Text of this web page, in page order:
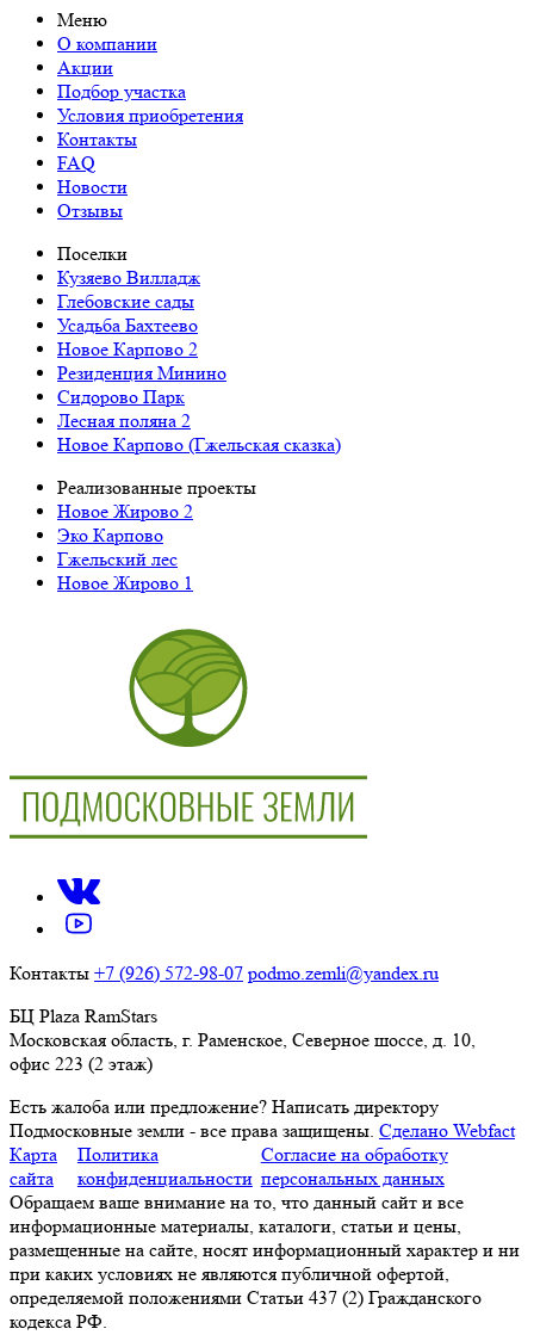
Меню
О компании
Акции
Подбор участка
Условия приобретения
Контакты
FAQ
Новости
Отзывы
Поселки
Кузяево Вилладж
Глебовские сады
Усадьба Бахтеево
Новое Карпово 2
Резиденция Минино
Сидорово Парк
Лесная поляна 2
Новое Карпово (Гжельская сказка)
Реализованные проекты
Новое Жирово 2
Эко Карпово
Гжельский лес
Новое Жирово 1
Контакты +7 (926) 572-98-07 podmo.zemli@yandex.ru
БЦ Plaza RamStars
Московская область, г. Раменское, Северное шоссе, д. 10,
офис 223 (2 этаж)
Есть жалоба или предложение? Написать директору
Подмосковные земли - все права защищены. Сделано Webfact
Карта
сайта
Политика
конфиденциальности
Согласие на обработку
персональных данных
Обращаем ваше внимание на то, что данный сайт и все
информационные материалы, каталоги, статьи и цены,
размещенные на сайте, носят информационный характер и ни
при каких условиях не являются публичной офертой,
определяемой положениями Статьи 437 (2) Гражданского
кодекса РФ.